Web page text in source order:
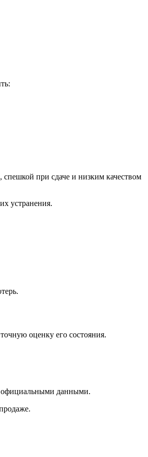
при сдаче и низким качеством
устранения.
оценку его состояния.
официальными данными.